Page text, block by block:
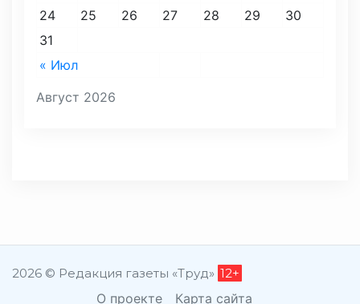
Август 2026
« Июл
24
25 26 27 28 29
30
31
2026 © Редакция газеты «Труд» 12+
О проекте Карта сайта